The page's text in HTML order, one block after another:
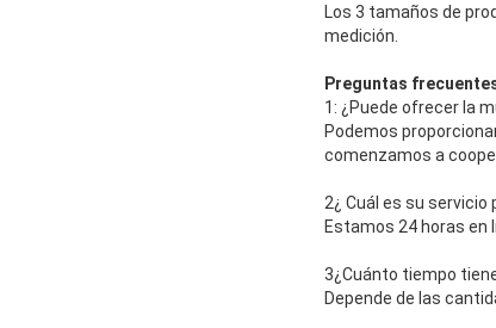
Los 3 tamaños de
medición.
Preguntas
1: ¿Puede ofrecer la
Podemos
comenzamos a
2¿ Cuál es su servicio
Estamos 24 horas en
3¿Cuánto tiempo
Depende de las